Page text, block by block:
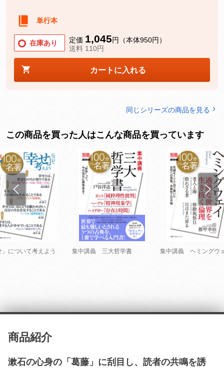
単行本
在庫あり 定価 1,045円（本体950円）
送料 110円
カートに入れる
同じシリーズの商品を見る
この商品を買った人はこんな商品を買っています
」について考えよう 集中講義 三大哲学書 集中講義 ヘミングウ
商品紹介
漱石の心身の「葛藤」に刮目し、読者の共鳴を誘